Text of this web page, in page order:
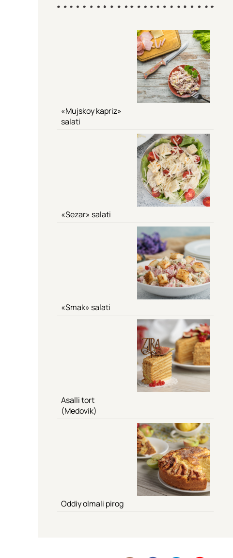
«Mujskoy kapriz»
salati
«Sezar» salati
«Smak» salati
Asalli tort
(Medovik)
Oddiy olmali pirog